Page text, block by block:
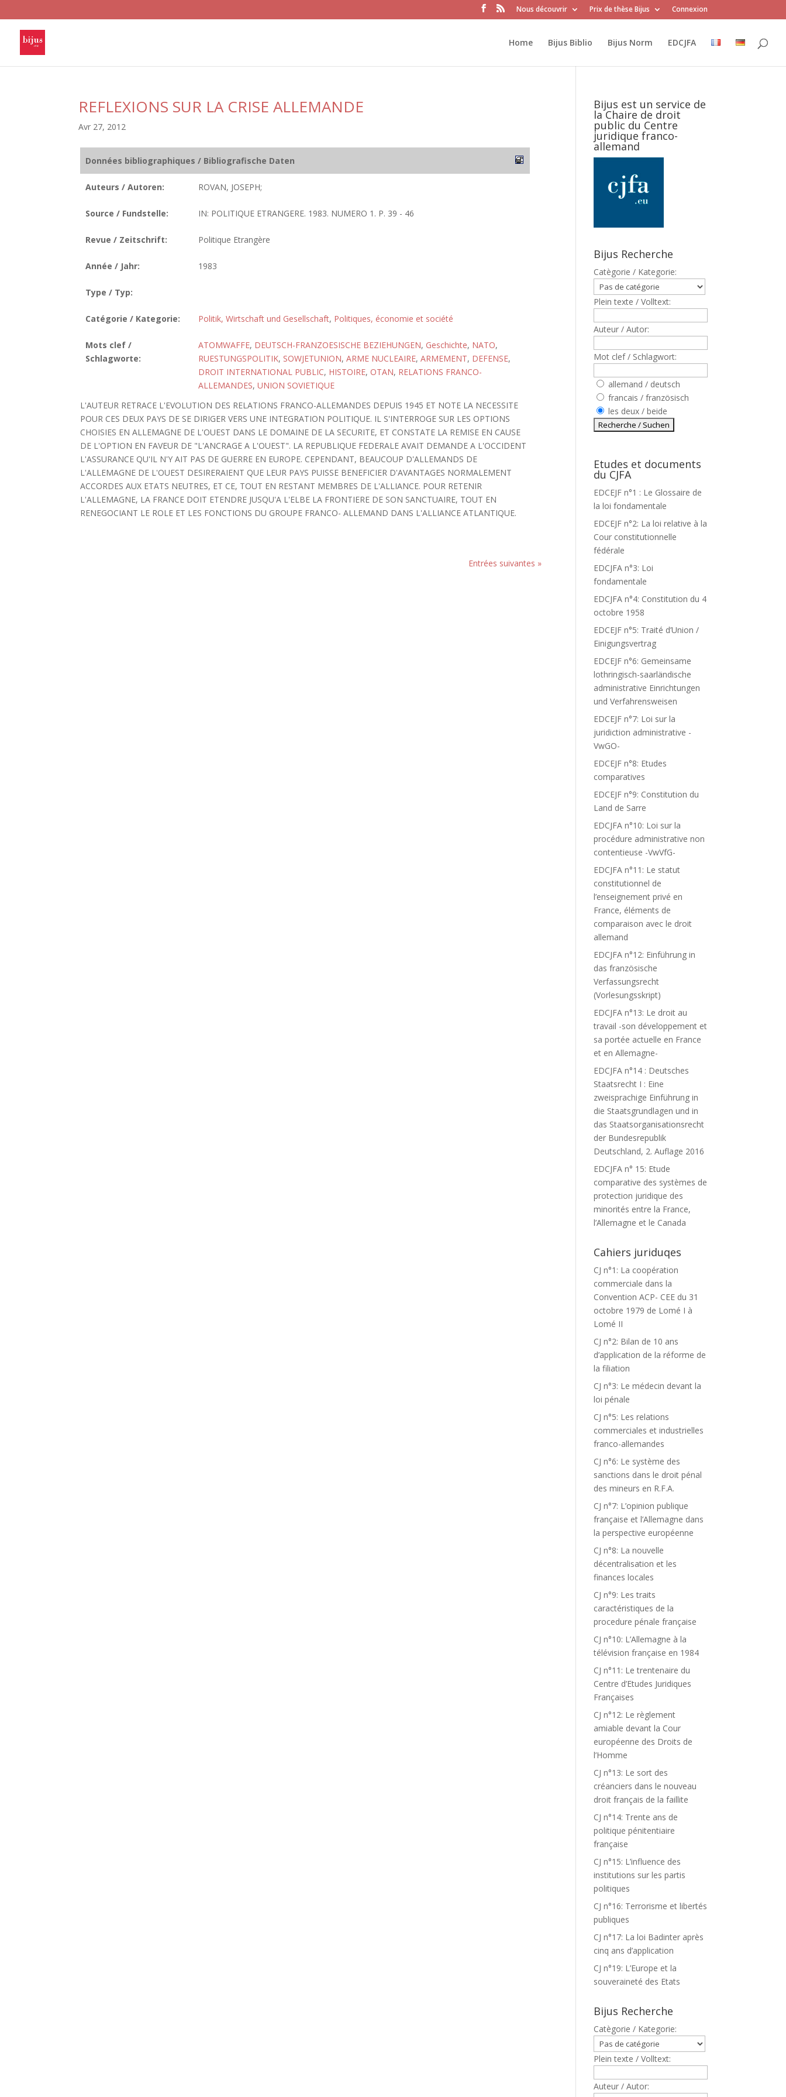
Nous découvrir Prix de thèse Bijus Connexion
Home Bijus Biblio Bijus Norm EDCJFA
REFLEXIONS SUR LA CRISE ALLEMANDE
Avr 27, 2012
Données bibliographiques / Bibliografische Daten
Auteurs / Autoren: ROVAN, JOSEPH;
Source / Fundstelle: IN: POLITIQUE ETRANGERE. 1983. NUMERO 1. P. 39 - 46
Revue / Zeitschrift: Politique Etrangère
Année / Jahr: 1983
Type / Typ:
Catégorie / Kategorie: Politik, Wirtschaft und Gesellschaft, Politiques, économie et société
Mots clef /
Schlagworte:
ATOMWAFFE, DEUTSCH-FRANZOESISCHE BEZIEHUNGEN, Geschichte, NATO,
RUESTUNGSPOLITIK, SOWJETUNION, ARME NUCLEAIRE, ARMEMENT, DEFENSE,
DROIT INTERNATIONAL PUBLIC, HISTOIRE, OTAN, RELATIONS FRANCO-
ALLEMANDES, UNION SOVIETIQUE
L'AUTEUR RETRACE L'EVOLUTION DES RELATIONS FRANCO-ALLEMANDES DEPUIS 1945 ET NOTE LA NECESSITE
POUR CES DEUX PAYS DE SE DIRIGER VERS UNE INTEGRATION POLITIQUE. IL S'INTERROGE SUR LES OPTIONS
CHOISIES EN ALLEMAGNE DE L'OUEST DANS LE DOMAINE DE LA SECURITE, ET CONSTATE LA REMISE EN CAUSE
DE L'OPTION EN FAVEUR DE "L'ANCRAGE A L'OUEST". LA REPUBLIQUE FEDERALE AVAIT DEMANDE A L'OCCIDENT
L'ASSURANCE QU'IL N'Y AIT PAS DE GUERRE EN EUROPE. CEPENDANT, BEAUCOUP D'ALLEMANDS DE
L'ALLEMAGNE DE L'OUEST DESIRERAIENT QUE LEUR PAYS PUISSE BENEFICIER D'AVANTAGES NORMALEMENT
ACCORDES AUX ETATS NEUTRES, ET CE, TOUT EN RESTANT MEMBRES DE L'ALLIANCE. POUR RETENIR
L'ALLEMAGNE, LA FRANCE DOIT ETENDRE JUSQU'A L'ELBE LA FRONTIERE DE SON SANCTUAIRE, TOUT EN
RENEGOCIANT LE ROLE ET LES FONCTIONS DU GROUPE FRANCO- ALLEMAND DANS L'ALLIANCE ATLANTIQUE.
Entrées suivantes »
Bijus est un service de
la Chaire de droit
public du Centre
juridique franco-
allemand
Bijus Recherche
Catègorie / Kategorie:
Plein texte / Volltext:
Auteur / Autor:
Mot clef / Schlagwort:
allemand / deutsch
francais / französisch
les deux / beide
Etudes et documents
du CJFA
EDCEJF n°1 : Le Glossaire de
la loi fondamentale
EDCEJF n°2: La loi relative à la
Cour constitutionnelle
fédérale
EDCJFA n°3: Loi
fondamentale
EDCJFA n°4: Constitution du 4
octobre 1958
EDCEJF n°5: Traité d’Union /
Einigungsvertrag
EDCEJF n°6: Gemeinsame
lothringisch-saarländische
administrative Einrichtungen
und Verfahrensweisen
EDCEJF n°7: Loi sur la
juridiction administrative -
VwGO-
EDCEJF n°8: Etudes
comparatives
EDCEJF n°9: Constitution du
Land de Sarre
EDCJFA n°10: Loi sur la
procédure administrative non
contentieuse -VwVfG-
EDCJFA n°11: Le statut
constitutionnel de
l’enseignement privé en
France, éléments de
comparaison avec le droit
allemand
EDCJFA n°12: Einführung in
das französische
Verfassungsrecht
(Vorlesungsskript)
EDCJFA n°13: Le droit au
travail -son développement et
sa portée actuelle en France
et en Allemagne-
EDCJFA n°14 : Deutsches
Staatsrecht I : Eine
zweisprachige Einführung in
die Staatsgrundlagen und in
das Staatsorganisationsrecht
der Bundesrepublik
Deutschland, 2. Auflage 2016
EDCJFA n° 15: Etude
comparative des systèmes de
protection juridique des
minorités entre la France,
l’Allemagne et le Canada
Cahiers juriduqes
CJ n°1: La coopération
commerciale dans la
Convention ACP- CEE du 31
octobre 1979 de Lomé I à
Lomé II
CJ n°2: Bilan de 10 ans
d’application de la réforme de
la filiation
CJ n°3: Le médecin devant la
loi pénale
CJ n°5: Les relations
commerciales et industrielles
franco-allemandes
CJ n°6: Le système des
sanctions dans le droit pénal
des mineurs en R.F.A.
CJ n°7: L’opinion publique
française et l’Allemagne dans
la perspective européenne
CJ n°8: La nouvelle
décentralisation et les
finances locales
CJ n°9: Les traits
caractéristiques de la
procedure pénale française
CJ n°10: L’Allemagne à la
télévision française en 1984
CJ n°11: Le trentenaire du
Centre d’Etudes Juridiques
Françaises
CJ n°12: Le règlement
amiable devant la Cour
européenne des Droits de
l’Homme
CJ n°13: Le sort des
créanciers dans le nouveau
droit français de la faillite
CJ n°14: Trente ans de
politique pénitentiaire
française
CJ n°15: L’influence des
institutions sur les partis
politiques
CJ n°16: Terrorisme et libertés
publiques
CJ n°17: La loi Badinter après
cinq ans d’application
CJ n°19: L’Europe et la
souveraineté des Etats
Bijus Recherche
Catègorie / Kategorie:
Plein texte / Volltext:
Auteur / Autor: